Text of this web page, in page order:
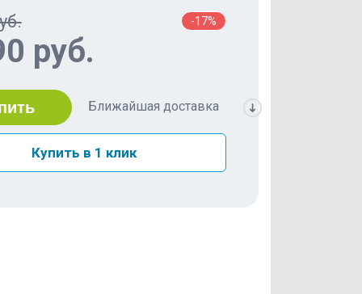
-17%
руб.
Ближайшая доставка
Купить в 1 клик